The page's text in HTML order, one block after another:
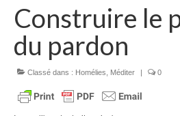
Lire
Articles, Chroniques
Livres
Grandir : rubrique Cliquer
Construire le
du pardon
Classé dans : Homélies Méditer 0